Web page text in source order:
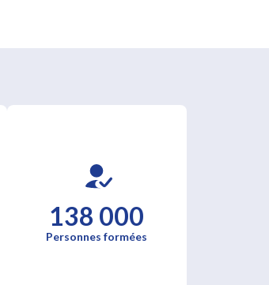
138 000
Personnes formées